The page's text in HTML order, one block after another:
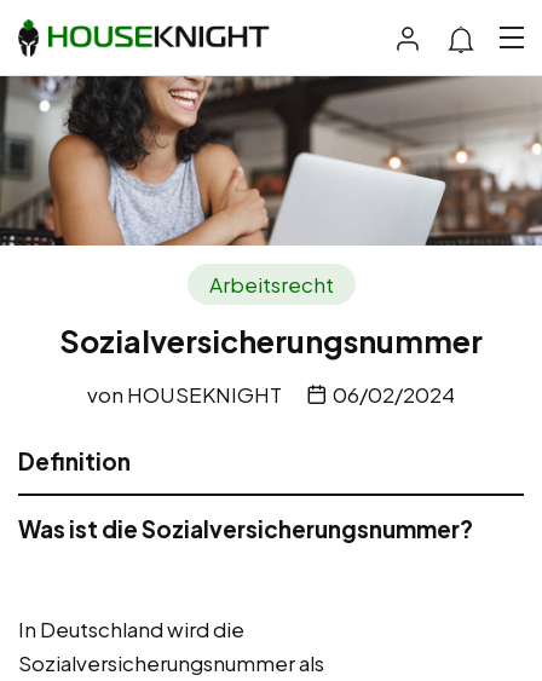
Arbeitsrecht
Sozialversicherungsnummer
von HOUSEKNIGHT 06/02/2024
Definition
Was ist die Sozialversicherungsnummer?
In Deutschland wird die
Sozialversicherungsnummer als